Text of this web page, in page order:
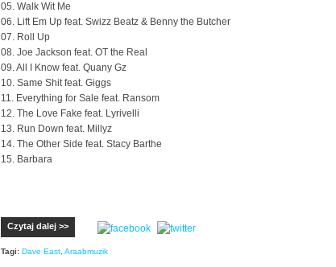
05. Walk Wit Me
06. Lift Em Up feat. Swizz Beatz & Benny the Butcher
07. Roll Up
08. Joe Jackson feat. OT the Real
09. All I Know feat. Quany Gz
10. Same Shit feat. Giggs
11. Everything for Sale feat. Ransom
12. The Love Fake feat. Lyrivelli
13. Run Down feat. Millyz
14. The Other Side feat. Stacy Barthe
15. Barbara
Czytaj dalej >>
Tagi: Dave East, Araabmuzik